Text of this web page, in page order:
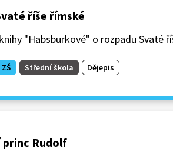
říše římské
"Habsburkové" o rozpadu Svaté
Střední škola Dějepis
princ Rudolf